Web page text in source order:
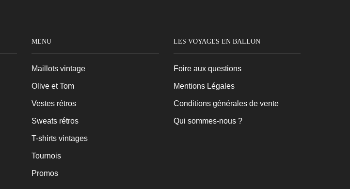
MENU
Maillots vintage
Olive et Tom
Vestes rétros
Sweats rétros
T-shirts vintages
Tournois
Promos
LES VOYAGES EN BALLON
Foire aux questions
Mentions Légales
Conditions générales de vente
Qui sommes-nous ?